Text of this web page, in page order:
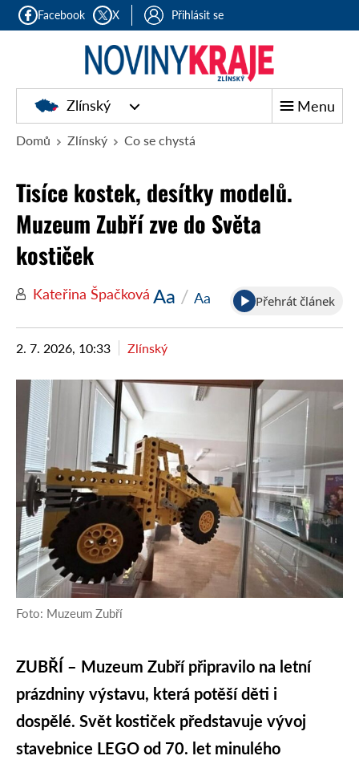
Facebook X Přihlásit se
Zlínský Menu
Domů Zlínský Co se chystá
Tisíce kostek, desítky modelů.
Muzeum Zubří zve do Světa
kostiček
Kateřina Špačková Aa / Aa Přehrát článek
2. 7. 2026, 10:33 Zlínský
Foto: Muzeum Zubří
ZUBŘÍ – Muzeum Zubří připravilo na letní
prázdniny výstavu, která potěší děti i
dospělé. Svět kostiček představuje vývoj
stavebnice LEGO od 70. let minulého